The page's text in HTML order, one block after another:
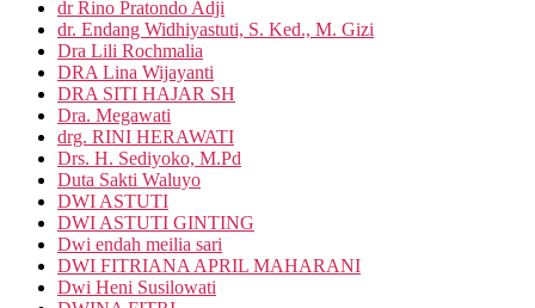
dr Rino Pratondo Adji
dr. Endang Widhiyastuti, S. Ked., M. Gizi
Dra Lili Rochmalia
DRA Lina Wijayanti
DRA SITI HAJAR SH
Dra. Megawati
drg. RINI HERAWATI
Drs. H. Sediyoko, M.Pd
Duta Sakti Waluyo
DWI ASTUTI
DWI ASTUTI GINTING
Dwi endah meilia sari
DWI FITRIANA APRIL MAHARANI
Dwi Heni Susilowati